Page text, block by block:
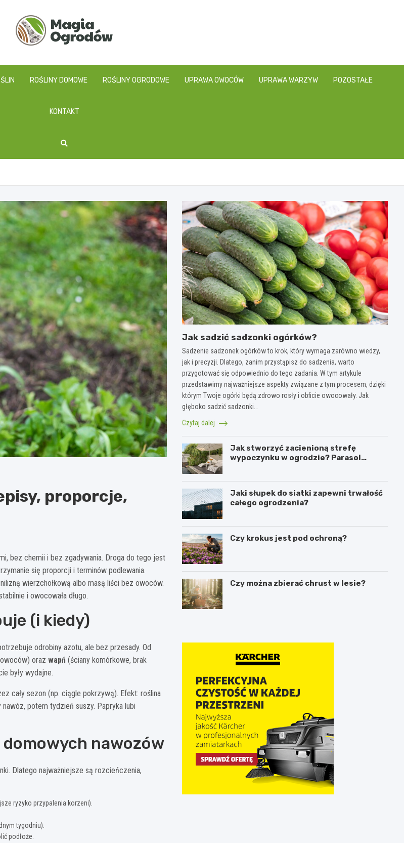
magiaogrodow.pl
ROŚLINY DOMOWE ROŚLINY OGRODOWE UPRAWA OWOCÓW UPRAWA WARZYW POZOSTAŁE
KONTAKT
proporcje,
bez chemii i bez zgadywania. Droga do tego jest
się proporcji i terminów podlewania.
wierzchołkową albo masą liści bez owoców.
i owocowała długo.
(i kiedy)
odrobiny azotu, ale bez przesady. Od
oraz wapń (ściany komórkowe, brak
były wydajne.
cały sezon (np. ciągle pokrzywą). Efekt: roślina
potem tydzień suszy. Papryka lubi
nawozów
Dlatego najważniejsze są rozcieńczenia,
ryzyko przypalenia korzeni).
tygodniu).
podłoże.
Jak sadzić sadzonki ogórków?
Sadzenie sadzonek ogórków to krok, który wymaga zarówno wiedzy,
jak i precyzji. Dlatego, zanim przystąpisz do sadzenia, warto
przygotować się odpowiednio do tego zadania. W tym artykule
przedstawimy najważniejsze aspekty związane z tym procesem, dzięki
którym Twoje ogórki będą zdrowo rosły i obficie owocowały. Jak
głęboko sadzić sadzonki…
Czytaj dalej
Jak stworzyć zacienioną strefę
wypoczynku w ogrodzie? Parasol
Jaki słupek do siatki zapewni trwałość
całego ogrodzenia?
Czy krokus jest pod ochroną?
Czy można zbierać chrust w lesie?